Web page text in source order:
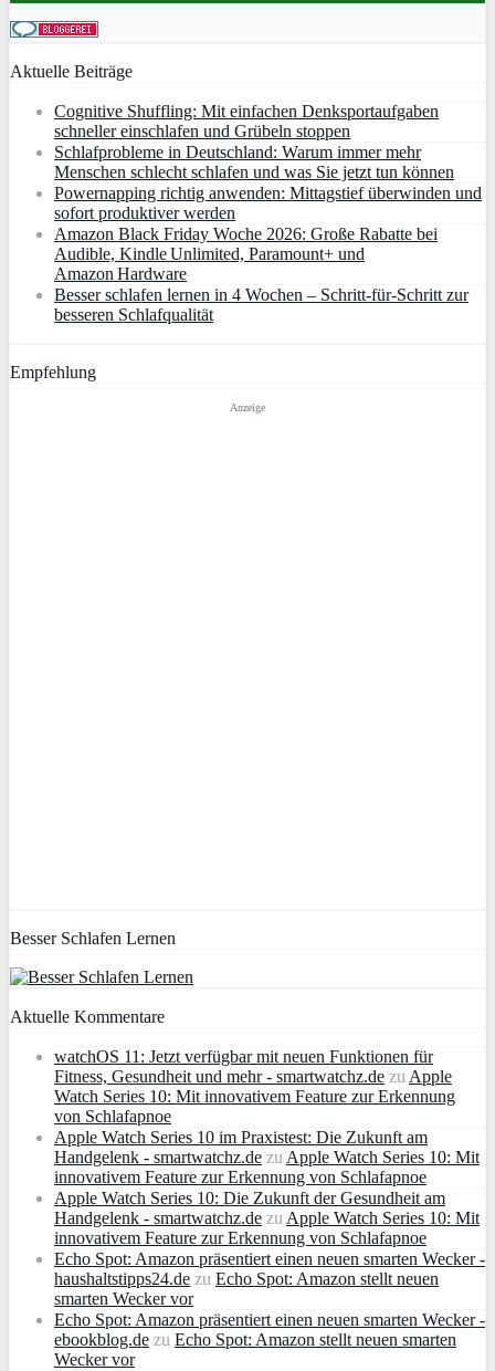
Aktuelle Beiträge
Cognitive Shuffling: Mit einfachen Denksportaufgaben
schneller einschlafen und Grübeln stoppen
Schlafprobleme in Deutschland: Warum immer mehr
Menschen schlecht schlafen und was Sie jetzt tun können
Powernapping richtig anwenden: Mittagstief überwinden und
sofort produktiver werden
Amazon Black Friday Woche 2026: Große Rabatte bei
Audible, Kindle Unlimited, Paramount+ und
Amazon Hardware
Besser schlafen lernen in 4 Wochen – Schritt‑für‑Schritt zur
besseren Schlafqualität
Empfehlung
Anzeige
Besser Schlafen Lernen
Aktuelle Kommentare
watchOS 11: Jetzt verfügbar mit neuen Funktionen für
Fitness, Gesundheit und mehr - smartwatchz.de zuApple
Watch Series 10: Mit innovativem Feature zur Erkennung
von Schlafapnoe
Apple Watch Series 10 im Praxistest: Die Zukunft am
Handgelenk - smartwatchz.de zuApple Watch Series 10: Mit
innovativem Feature zur Erkennung von Schlafapnoe
Apple Watch Series 10: Die Zukunft der Gesundheit am
Handgelenk - smartwatchz.de zuApple Watch Series 10: Mit
innovativem Feature zur Erkennung von Schlafapnoe
Echo Spot: Amazon präsentiert einen neuen smarten Wecker -
haushaltstipps24.de zu Echo Spot: Amazon stellt neuen
smarten Wecker vor
Echo Spot: Amazon präsentiert einen neuen smarten Wecker -
ebookblog.de zu Echo Spot: Amazon stellt neuen smarten
Wecker vor